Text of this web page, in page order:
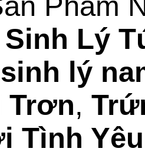
Lý
lý
Trơn,
Tình Yêu